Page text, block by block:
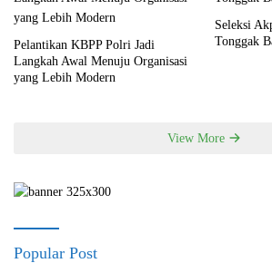
Pelantikan KBPP Polri Jadi
Langkah Awal Menuju Organisasi
yang Lebih Modern
Seleksi
Tonggak
View More
Popular Post